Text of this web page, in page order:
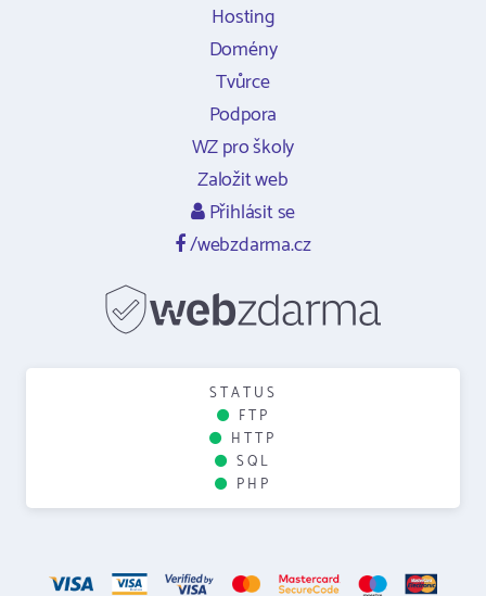
Hosting
Domény
Tvůrce
Podpora
WZ pro školy
Založit web
Přihlásit se
/webzdarma.cz
STATUS
FTP
HTTP
SQL
PHP